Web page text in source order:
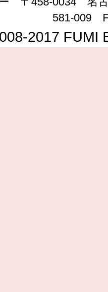
581-009
2017 FUMI